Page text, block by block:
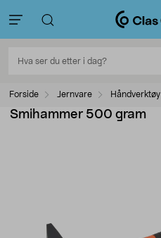
Forside Jernvare Håndverktøy
Smihammer 500 gram